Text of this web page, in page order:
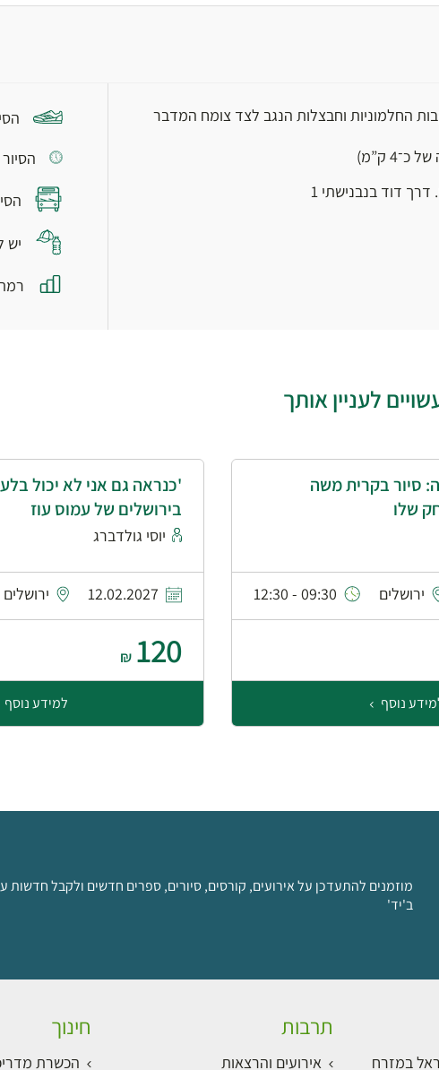
החלמוניות וחבצלות הנגב לצד צומח המדבר
ק”מ)
דרך דוד בנבנישתי 1
הסיור
יש
רמת
לעניין אותך
סיור בקרית משה
שלו
ירושלים 09:30 - 12:30
נוסף
'כנראה גם אני לא יכול
בירושלים של עמוס עוז
יוסי גולדברג
12.02.2027 ירושלים
120
₪
למידע נוסף
מוזמנים להתעדכן על אירועים, קורסים, סיורים, ספרים חדשים ולקבל חדשות
ב'יד'
במזרח
תרבות
אירועים והרצאות
חינוך
הכשרת